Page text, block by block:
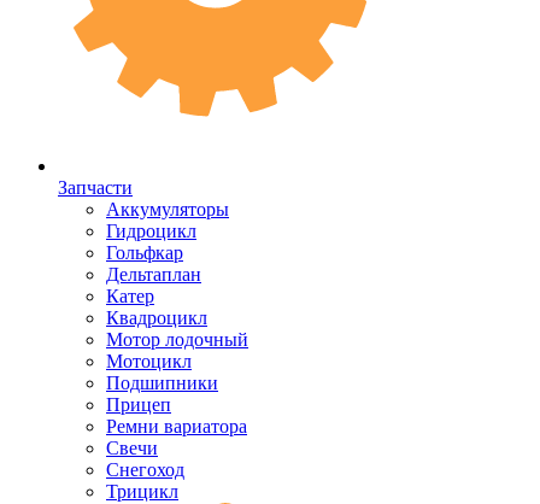
Запчасти
Аккумуляторы
Гидроцикл
Гольфкар
Дельтаплан
Катер
Квадроцикл
Мотор лодочный
Мотоцикл
Подшипники
Прицеп
Ремни вариатора
Свечи
Снегоход
Трицикл